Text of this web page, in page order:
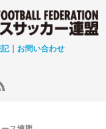
| お問い合わせ